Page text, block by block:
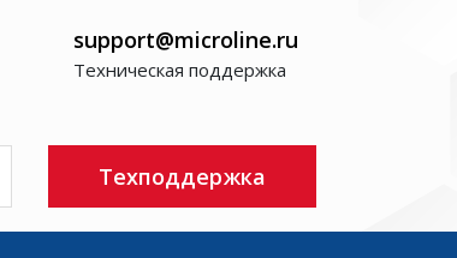
support@microline.ru
Техническая поддержка
Техподдержка